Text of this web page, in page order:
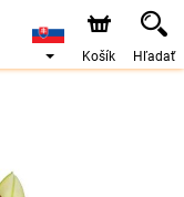
Košík Hľadať